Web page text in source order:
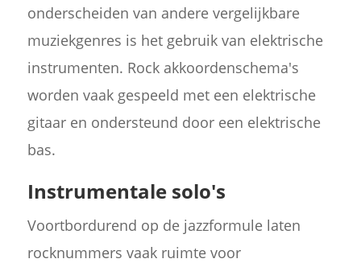
onderscheiden van andere vergelijkbare
muziekgenres is het gebruik van elektrische
instrumenten. Rock akkoordenschema's
worden vaak gespeeld met een elektrische
gitaar en ondersteund door een elektrische
bas.
Instrumentale solo's
Voortbordurend op de jazzformule laten
rocknummers vaak ruimte voor